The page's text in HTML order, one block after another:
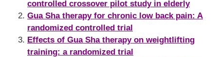
controlled crossover pilot study in elderly
Gua Sha therapy for chronic low back pain: A
randomized controlled trial
Effects of Gua Sha therapy on weightlifting
training: a randomized trial